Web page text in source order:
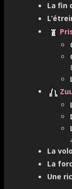
La fin
La
La
Une